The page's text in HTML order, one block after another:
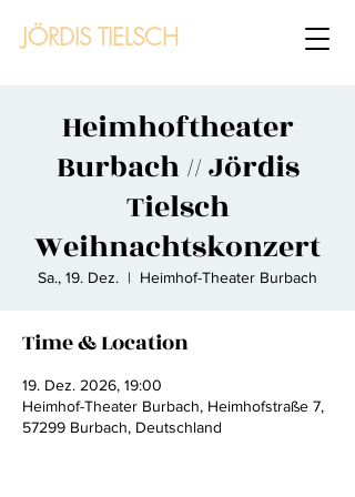
JÖRDIS TIELSCH
Heimhoftheater
Burbach // Jördis
Tielsch
Weihnachtskonzert
Sa., 19. Dez.
  |
Heimhof-Theater Burbach
Time & Location
19. Dez. 2026, 19:00
Heimhof-Theater Burbach, Heimhofstraße 7,
57299 Burbach, Deutschland